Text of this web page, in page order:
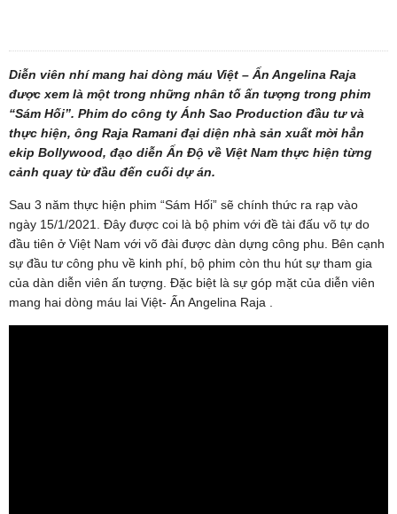
Diễn viên nhí mang hai dòng máu Việt – Ấn Angelina Raja
được xem là một trong những nhân tố ấn tượng trong phim
“Sám Hối”. Phim do công ty Ánh Sao Production đầu tư và
thực hiện, ông Raja Ramani đại diện nhà sản xuất mời hẳn
ekip Bollywood, đạo diễn Ấn Độ về Việt Nam thực hiện từng
cảnh quay từ đầu đến cuối dự án.
Sau 3 năm thực hiện phim “Sám Hối” sẽ chính thức ra rạp vào
ngày 15/1/2021. Đây được coi là bộ phim với đề tài đấu võ tự do
đầu tiên ở Việt Nam với võ đài được dàn dựng công phu. Bên cạnh
sự đầu tư công phu về kinh phí, bộ phim còn thu hút sự tham gia
của dàn diễn viên ấn tượng. Đặc biệt là sự góp mặt của diễn viên
mang hai dòng máu lai Việt- Ấn Angelina Raja .